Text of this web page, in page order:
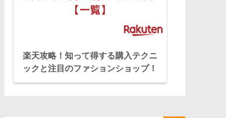
楽天攻略！知って得する購入テクニ
ックと注目のファションショップ！